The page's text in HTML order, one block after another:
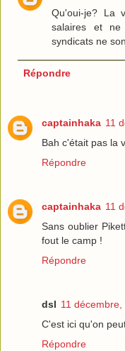
Qu'oui-je? La
salaires et
syndicats ne
Répondre
captainhaka 11
Bah c'était pas la
Répondre
captainhaka 11
Sans oublier
fout le camp !
Répondre
dsl 11
C'est ici qu'on
Répondre